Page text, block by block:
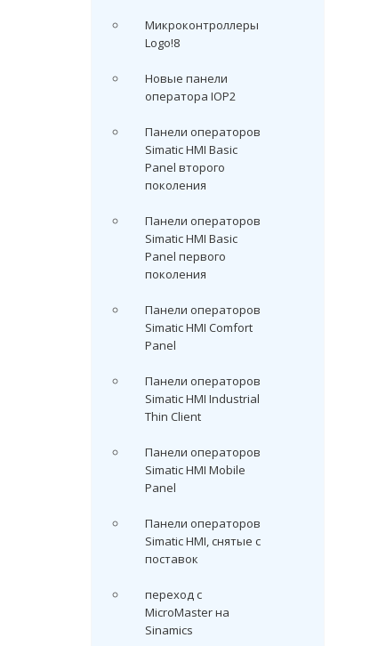
Микроконтроллеры
Logo!8
Новые панели
оператора IOP2
Панели операторов
Simatic HMI Basic
Panel второго
поколения
Панели операторов
Simatic HMI Basic
Panel первого
поколения
Панели операторов
Simatic HMI Comfort
Panel
Панели операторов
Simatic HMI Industrial
Thin Client
Панели операторов
Simatic HMI Mobile
Panel
Панели операторов
Simatic HMI, снятые с
поставок
переход с
MicroMaster на
Sinamics